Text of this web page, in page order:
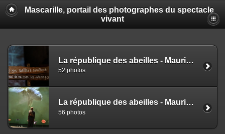
Mascarille, portail des photographes du spectacle
vivant
La république des abeilles - Maurice Maeterlinck - Céline Schaeffer (NS)
52 photos
La république des abeilles - Maurice Maeterlinck - Céline Schaeffer (EZ)
56 photos